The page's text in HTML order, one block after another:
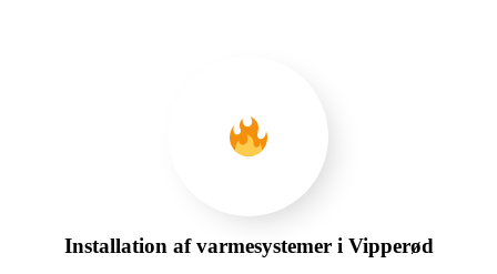
Installation af varmesystemer i Vipperød